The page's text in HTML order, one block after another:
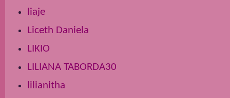
liaje
Liceth Daniela
LIKIO
LILIANA TABORDA30
lilianitha